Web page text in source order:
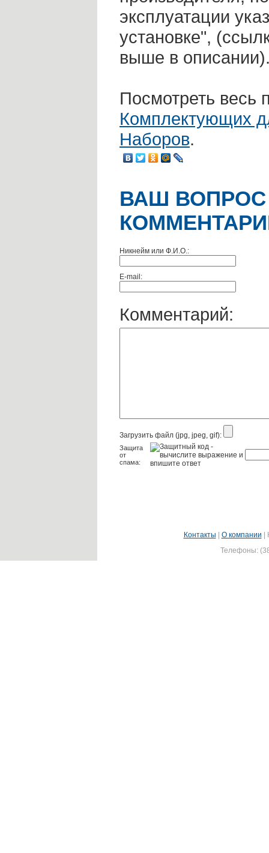
эксплуатации
установке",
выше в
Посмотреть весь
Комплектующих
Наборов.
ВАШ
Никнейм или Ф.И.О.:
E-mail:
Комментарий:
Загрузить файл (jpg, jpeg, gif):
Защита
от
спама:
Контакты О компании
Телефоны: